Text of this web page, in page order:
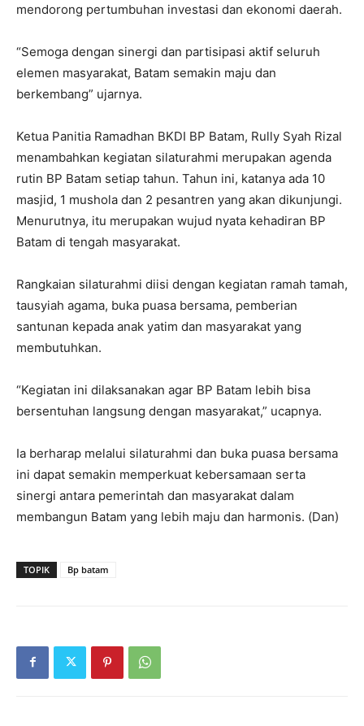
mendorong pertumbuhan investasi dan ekonomi daerah.
“Semoga dengan sinergi dan partisipasi aktif seluruh
elemen masyarakat, Batam semakin maju dan
berkembang” ujarnya.
Ketua Panitia Ramadhan BKDI BP Batam, Rully Syah Rizal
menambahkan kegiatan silaturahmi merupakan agenda
rutin BP Batam setiap tahun. Tahun ini, katanya ada 10
masjid, 1 mushola dan 2 pesantren yang akan dikunjungi.
Menurutnya, itu merupakan wujud nyata kehadiran BP
Batam di tengah masyarakat.
Rangkaian silaturahmi diisi dengan kegiatan ramah tamah,
tausyiah agama, buka puasa bersama, pemberian
santunan kepada anak yatim dan masyarakat yang
membutuhkan.
“Kegiatan ini dilaksanakan agar BP Batam lebih bisa
bersentuhan langsung dengan masyarakat,” ucapnya.
Ia berharap melalui silaturahmi dan buka puasa bersama
ini dapat semakin memperkuat kebersamaan serta
sinergi antara pemerintah dan masyarakat dalam
membangun Batam yang lebih maju dan harmonis. (Dan)
TOPIK Bp batam